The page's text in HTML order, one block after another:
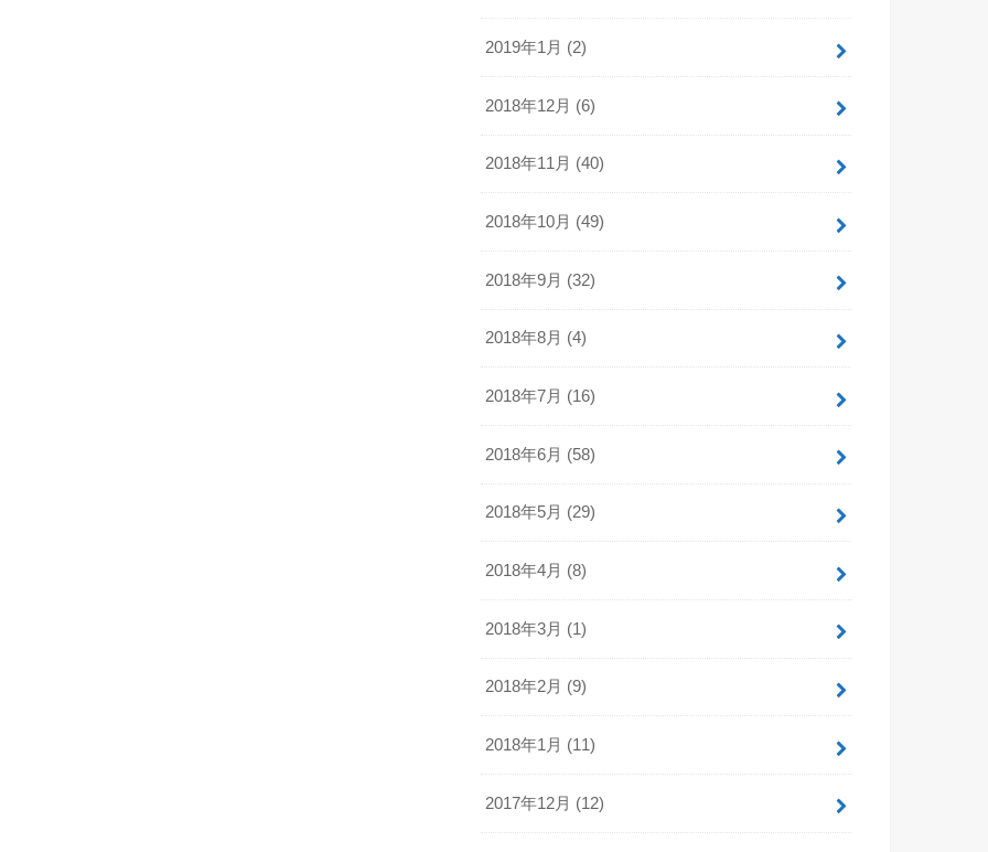
2019年1月 (2)
2018年12月 (6)
2018年11月 (40)
2018年10月 (49)
2018年9月 (32)
2018年8月 (4)
2018年7月 (16)
2018年6月 (58)
2018年5月 (29)
2018年4月 (8)
2018年3月 (1)
2018年2月 (9)
2018年1月 (11)
2017年12月 (12)